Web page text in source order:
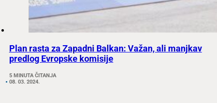
Plan rasta za Zapadni Balkan: Važan, ali manjkav
predlog Evropske komisije
5 MINUTA ČITANJA
08. 03. 2024.